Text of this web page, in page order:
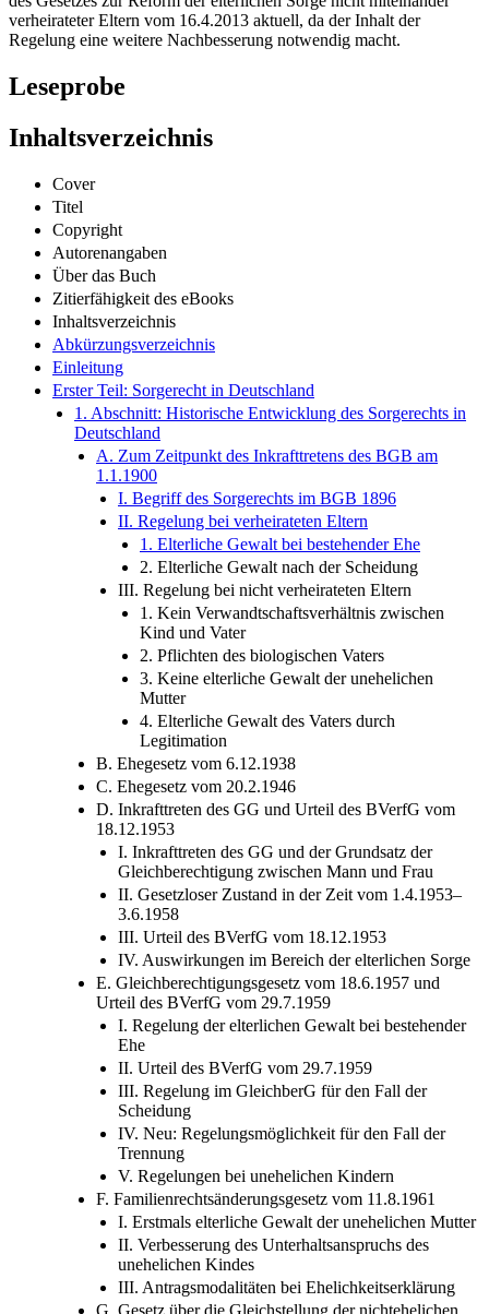
Lösung handelt. Dieser Ansatz bleibt auch nach dem Inkrafttreten
des Gesetzes zur Reform der elterlichen Sorge nicht miteinander
Regelung eine weitere Nachbesserung notwendig macht.
Leseprobe
Inhaltsverzeichnis
Cover
Titel
Copyright
Autorenangaben
Über das Buch
Zitierfähigkeit des eBooks
Inhaltsverzeichnis
Abkürzungsverzeichnis
Einleitung
Erster Teil: Sorgerecht in Deutschland
1. Abschnitt: Historische Entwicklung des Sorgerechts in
Deutschland
A. Zum Zeitpunkt des Inkrafttretens des BGB am
1.1.1900
I. Begriff des Sorgerechts im BGB 1896
II. Regelung bei verheirateten Eltern
1. Elterliche Gewalt bei bestehender Ehe
2. Elterliche Gewalt nach der Scheidung
III. Regelung bei nicht verheirateten Eltern
1. Kein Verwandtschaftsverhältnis zwischen
Kind und Vater
2. Pflichten des biologischen Vaters
3. Keine elterliche Gewalt der unehelichen
Mutter
4. Elterliche Gewalt des Vaters durch
Legitimation
B. Ehegesetz vom 6.12.1938
C. Ehegesetz vom 20.2.1946
D. Inkrafttreten des GG und Urteil des BVerfG vom
18.12.1953
I. Inkrafttreten des GG und der Grundsatz der
Gleichberechtigung zwischen Mann und Frau
II. Gesetzloser Zustand in der Zeit vom 1.4.1953–
3.6.1958
III. Urteil des BVerfG vom 18.12.1953
IV. Auswirkungen im Bereich der elterlichen Sorge
E. Gleichberechtigungsgesetz vom 18.6.1957 und
Urteil des BVerfG vom 29.7.1959
I. Regelung der elterlichen Gewalt bei bestehender
Ehe
II. Urteil des BVerfG vom 29.7.1959
III. Regelung im GleichberG für den Fall der
Scheidung
IV. Neu: Regelungsmöglichkeit für den Fall der
Trennung
V. Regelungen bei unehelichen Kindern
F. Familienrechtsänderungsgesetz vom 11.8.1961
I. Erstmals elterliche Gewalt der unehelichen Mutter
II. Verbesserung des Unterhaltsanspruchs des
unehelichen Kindes